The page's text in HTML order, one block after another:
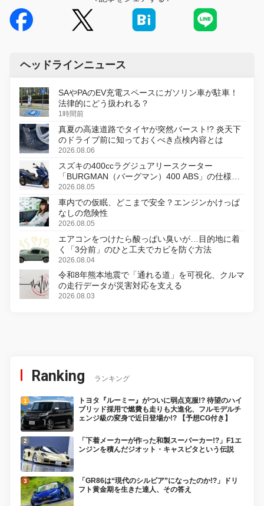
ヘッドラインニュース
SAやPAのEV充電スペースにガソリン車が駐車！
法律的にどう扱われる？
1時間前
真夏の高速道路でタイヤが突然バースト!? 炎天下
のドライブ前に知っておくべき点検内容とは
2026.08.06
スズキの400ccラグジュアリースクーター
「BURGMAN（バーグマン）400 ABS」の仕様を
変更し、8月18日に発売
2026.08.05
車内での仮眠、どこまで安全？エンジンかけっぱ
なしの危険性
2026.08.05
エアコンをつけたら酸っぱい臭いが…目的地に着
く「3分前」のひと工夫でカビを防ぐ方法
2026.08.04
令和8年熊本地震で「通れる道」を可視化、クルマ
の走行データが災害対応を支える
2026.08.03
Ranking ランキング
トヨタ『ルーミー』がついに弱点克服!? 待望のハイ
ブリッド採用で燃費も走りも大進化、フルモデルチ
ェンジ級の変身で近日登場か!? 【予想CG付き】
「下着メーカーが作った和製スーパーカー!?」F1エ
ンジンを積んだジオット・キャスピタという伝説
「GR86は“現代のシルビア”になったのか!?」ドリ
フト黄金期を生きた達人、その答え